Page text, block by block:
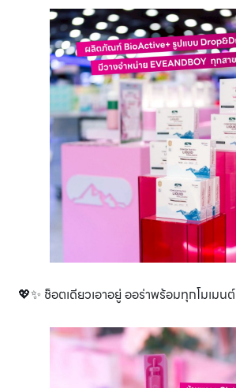
💖✨ ช็อตเดียวเอาอยู่ ออร่าพร้อมทุกโมเมนต์